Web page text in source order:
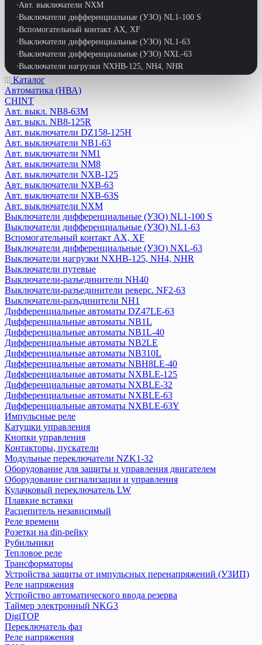
Авт. выключатели NXM
Выключатели дифференциальные (УЗО) NL1-100 S
Вспомогательный контакт АХ, XF
Выключатели дифференциальные (УЗО) NL1-63
Выключатели дифференциальные (УЗО) NXL-63
Выключатели нагрузки NXHB-125, NH4, NHR
Выключатели путевые
Выключатели-разъединители NH40
Выключатели-разъединители реверс. NF2-63
Выключатели-разъдинители NH1
Дифференциальные автоматы DZ47LE-63
Дифференциальные автоматы NB1L
Дифференциальные автоматы NB1L-40
Дифференциальные автоматы NB2LE
Дифференциальные автоматы NB310L
Дифференциальные автоматы NBH8LE-40
Дифференциальные автоматы NXBLE-125
Дифференциальные автоматы NXBLE-32
Дифференциальные автоматы NXBLE-63
Дифференциальные автоматы NXBLE-63Y
Импульсные реле
Катушки управления
Кнопки управления
Контакторы, пускатели
Модульные переключатели NZK1-32
Оборудование для защиты и управления двигателем
Кулачковый переключатель LW
Оборудование сигнализации и управления
Плавкие вставки
Расцепитель независимый
Реле времени
Розетки на din-рейку
Рубильники
Тепловое реле
Трансформаторы
Реле напряжения
Устройства защиты от импульсных перенапряжений (УЗИП)
Таймер электронный NKG3
Устройство автоматического ввода резерва
DigiTOP
Переключатель фаз
Реле напряжения
DKC
ETIMAT
Переключатель нагрузки
Авт. выключатели
Выключатели нагрузки
Диф. авт. выкл.
Другое
Каталог
Автоматика (НВА)
CHINT
Авт. выкл. NB8-63M
Авт. выкл. NB8-125R
Авт. выключатели DZ158-125H
Авт. выключатели NB1-63
Авт. выключатели NM1
Авт. выключатели NM8
Авт. выключатели NXB-125
Авт. выключатели NXB-63
Авт. выключатели NXB-63S
Авт. выключатели NXM
Выключатели дифференциальные (УЗО) NL1-100 S
Выключатели дифференциальные (УЗО) NL1-63
Вспомогательный контакт АХ, XF
Выключатели дифференциальные (УЗО) NXL-63
Выключатели нагрузки NXHB-125, NH4, NHR
Выключатели путевые
Выключатели-разъединители NH40
Выключатели-разъединители реверс. NF2-63
Выключатели-разъдинители NH1
Дифференциальные автоматы DZ47LE-63
Дифференциальные автоматы NB1L
Дифференциальные автоматы NB1L-40
Дифференциальные автоматы NB2LE
Дифференциальные автоматы NB310L
Дифференциальные автоматы NBH8LE-40
Дифференциальные автоматы NXBLE-125
Дифференциальные автоматы NXBLE-32
Дифференциальные автоматы NXBLE-63
Дифференциальные автоматы NXBLE-63Y
Импульсные реле
Катушки управления
Кнопки управления
Контакторы, пускатели
Модульные переключатели NZK1-32
Оборудование для защиты и управления двигателем
Оборудование сигнализации и управления
Кулачковый переключатель LW
Плавкие вставки
Расцепитель независимый
Реле времени
Розетки на din-рейку
Рубильники
Тепловое реле
Трансформаторы
Устройства защиты от импульсных перенапряжений (УЗИП)
Реле напряжения
Устройство автоматического ввода резерва
Таймер электронный NKG3
DigiTOP
Переключатель фаз
Реле напряжения